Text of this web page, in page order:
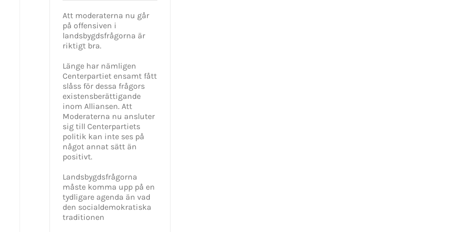
Att moderaterna nu går
på offensiven i
landsbygdsfrågorna är
riktigt bra.
Länge har nämligen
Centerpartiet ensamt fått
slåss för dessa frågors
existensberättigande
inom Alliansen. Att
Moderaterna nu ansluter
sig till Centerpartiets
politik kan inte ses på
något annat sätt än
positivt.
Landsbygdsfrågorna
måste komma upp på en
tydligare agenda än vad
den socialdemokratiska
traditionen